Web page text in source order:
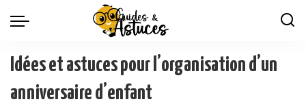
Idées et astuces pour l’organisation d’un
anniversaire d’enfant